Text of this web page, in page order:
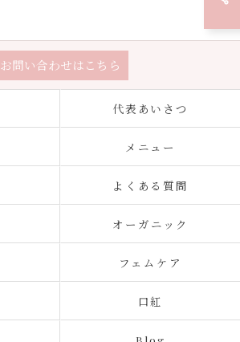
お問い合わせはこちら
代表あいさつ
メニュー
よくある質問
オーガニック
フェムケア
口紅